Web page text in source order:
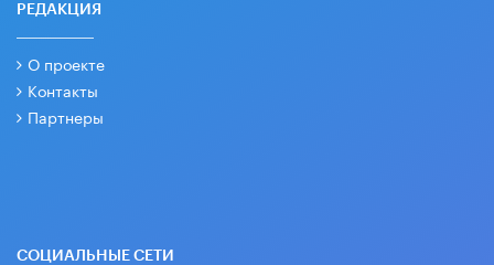
РЕДАКЦИЯ
О проекте
Контакты
Партнеры
СОЦИАЛЬНЫЕ СЕТИ